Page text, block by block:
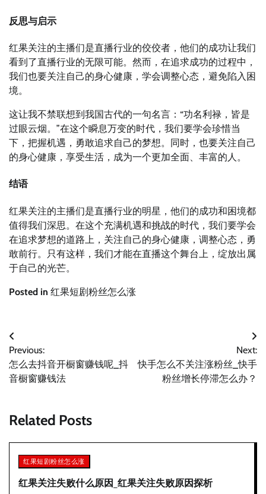
反思与启示
红果关注的主播们是直播行业的佼佼者，他们的成功让我们
看到了直播行业的无限可能。然而，在追求成功的过程中，
我们也要关注自己的身心健康，学会调整心态，避免陷入困
境。
这让我不禁联想到我国古代的一句名言：“功名利禄，皆是
过眼云烟。”在这个瞬息万变的时代，我们要学会珍惜当
下，把握机遇，勇敢追求自己的梦想。同时，也要关注自己
的身心健康，享受生活，成为一个更加全面、丰富的人。
结语
红果关注的主播们是直播行业的明星，他们的成功和困境都
值得我们深思。在这个充满机遇和挑战的时代，我们要学会
在追求梦想的道路上，关注自己的身心健康，调整心态，勇
敢前行。只有这样，我们才能在直播这个舞台上，绽放出属
于自己的光芒。
Posted in 红果短剧粉丝怎么涨
文
章
导
Previous:
怎么去抖音开橱窗赚钱呢_抖
音橱窗赚钱法
Next:
快手怎么不关注涨粉丝_快手
粉丝增长停滞怎么办？
Related Posts
红果短剧粉丝怎么涨
红果关注失败什么原因_红果关注失败原因探析